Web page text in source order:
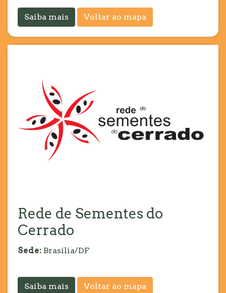
Saiba mais Voltar ao mapa
Rede de Sementes do
Cerrado
Sede: Brasília/DF
Saiba mais Voltar ao mapa